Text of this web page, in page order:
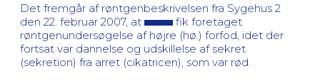
Det fremgår af røntgenbeskrivelsen fra Sygehus 2
den 22. februar 2007, at
fik foretaget
røntgenundersøgelse af højre (hø.) forfod, idet der
fortsat var dannelse og udskillelse af sekret
(sekretion) fra arret (cikatricen), som var rød.